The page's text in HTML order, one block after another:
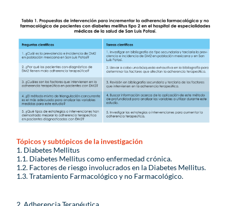
Tópicos y subtópicos de la investigación
1. Diabetes Mellitus
1.1. Diabetes Mellitus como enfermedad crónica.
1.2. Factores de riesgo involucrados en la Diabetes Mellitus.
1.3. Tratamiento Farmacológico y no Farmacológico.
2. Adherencia Terapéutica